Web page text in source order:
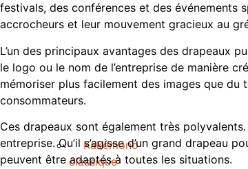
Kakémono
classique
festivals, des conférences et des événements
accrocheurs et leur mouvement gracieux au
L’un des principaux avantages des drapeaux
le logo ou le nom de l’entreprise de manière
mémoriser plus facilement des images que du
consommateurs.
Ces drapeaux sont également très
entreprise. Qu’il s’agisse d’un grand drapeau
peuvent être adaptés à toutes les situations.